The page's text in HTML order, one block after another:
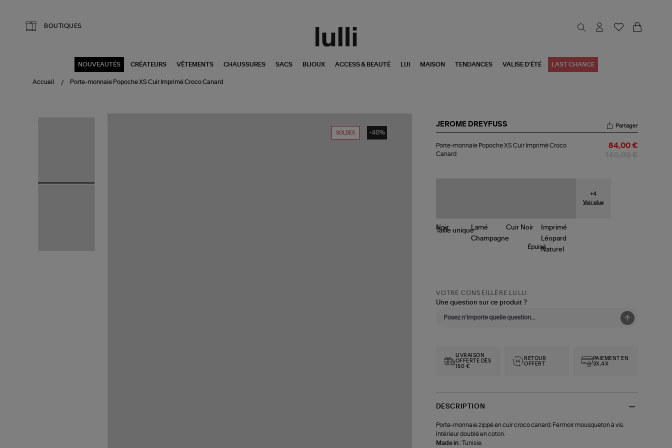
BOUTIQUES
NOUVEAUTÉS CRÉATEURS VÊTEMENTS CHAUSSURES SACS BIJOUX ACCESS & BEAUTÉ LUI MAISON TENDANCES VALISE D'ÉTÉ LAST CHANCE
Accueil Porte-monnaie Popoche XS Cuir Imprimé Croco Canard
SOLDES -40%
JEROME DREYFUSS
monnaie
Popoche
Partager
Porte-monnaie Popoche XS Cuir Imprimé Croco
Canard
84,00 €
+4
Voir plus
Taille unique
Épuisé
VOTRE CONSEILLÈRE LULLI
Une question sur ce produit ?
LIVRAISON
OFFERTE DÈS
150 €
RETOUR
OFFERT
PAIEMENT EN
3X,4X
DESCRIPTION
Porte-monnaie zippé en cuir croco canard. Fermoir mousqueton à vis.
Intérieur doublé en coton.
Made in :Tunisie.